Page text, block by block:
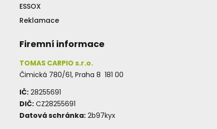
ESSOX
Reklamace
Firemní informace
TOMAS CARPIO s.r.o.
Čimická 780/61, Praha 8 181 00
IČ: 28255691
DIČ: CZ28255691
Datová schránka: 2b97kyx